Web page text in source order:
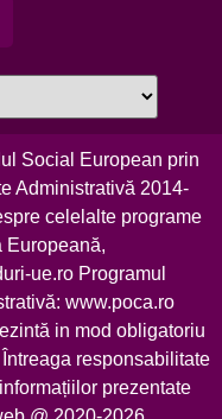
Social European prin
Administrativă 2014-
celelalte programe
Europeană,
ue.roProgramul
www.poca.ro
in mod obligatoriu
responsabilitate
prezentate